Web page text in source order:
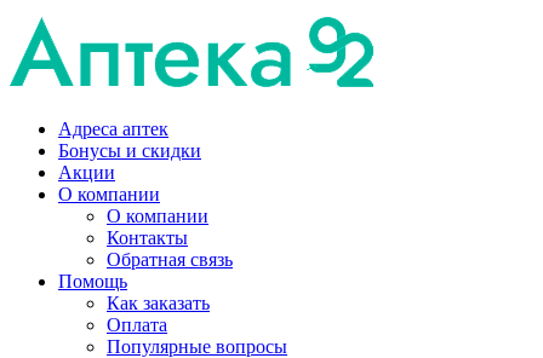
Адреса аптек
Бонусы и скидки
Акции
О компании
О компании
Контакты
Обратная связь
Помощь
Как заказать
Оплата
Популярные вопросы